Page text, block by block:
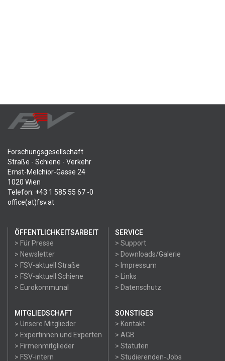
Forschungsgesellschaft
Straße - Schiene - Verkehr
Ernst-Melchior-Gasse 24
1020 Wien
Telefon: +43 1 585 55 67 -0
office(at)fsv.at
ÖFFENTLICHKEITSARBEIT
> Für Presse
> Newsletter
> FSV-aktuell Straße
> FSV-aktuell Schiene
> Eurokommunal
SERVICE
> Support
> Downloads/Galerie
> Impressum
> Links
> Datenschutz
MITGLIEDSCHAFT
> Unsere Mitglieder
> Expertinnen und Experten
> Firmenmitglieder
> FSV-intern
SONSTIGES
> Kontakt
> AGB
> Statuten
> Studierenden-Jobs